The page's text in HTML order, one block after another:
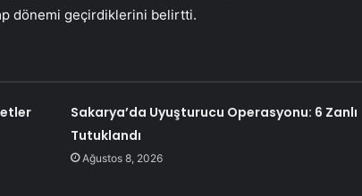
dönemi geçirdiklerini belirtti.
Sakarya’da Uyuşturucu Operasyonu: 6 Zanlı
Tutuklandı
Ağustos 8, 2026